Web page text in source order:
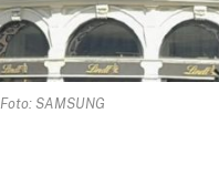
Foto: SAMSUNG